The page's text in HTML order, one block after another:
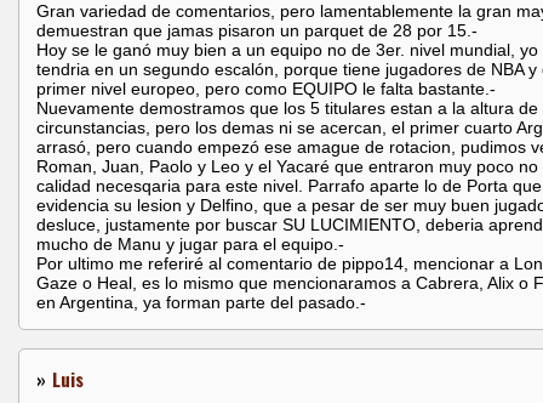
Gran variedad de comentarios, pero lamentablemente la gran
demuestran que jamas pisaron un parquet de 28 por 15.-
Hoy se le ganó muy bien a un equipo no de 3er. nivel mundial, yo
tendria en un segundo escalón, porque tiene jugadores de NBA y
primer nivel europeo, pero como EQUIPO le falta bastante.-
Nuevamente demostramos que los 5 titulares estan a la altura de
circunstancias, pero los demas ni se acercan, el primer cuarto
arrasó, pero cuando empezó ese amague de rotacion, pudimos
Roman, Juan, Paolo y Leo y el Yacaré que entraron muy poco no
calidad necesqaria para este nivel. Parrafo aparte lo de Porta que
evidencia su lesion y Delfino, que a pesar de ser muy buen
desluce, justamente por buscar SU LUCIMIENTO, deberia
mucho de Manu y jugar para el equipo.-
Por ultimo me referiré al comentario de pippo14, mencionar a
Gaze o Heal, es lo mismo que mencionaramos a Cabrera, Alix o
en Argentina, ya forman parte del pasado.-
» Luis